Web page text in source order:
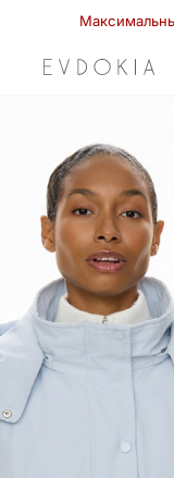
Максимальные